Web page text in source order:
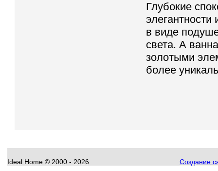
Глубокие
в виде
света. А
золотыми
более
Ideal Home © 2000 - 2026 Создание